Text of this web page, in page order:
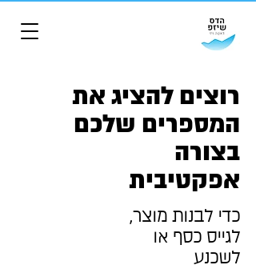
כדי לבנות מוצר,
לגייס כסף או
לשכנע
רוצים להציג את
המספרים שלכם
בצורה
אפקטיבית